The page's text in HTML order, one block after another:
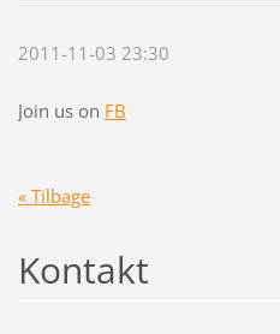
2011-11-03 23:30
Join us on FB
« Tilbage
Kontakt